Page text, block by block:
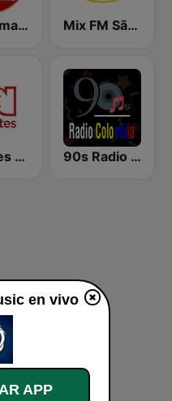
Salsa y mas Cali Mix FM São Paulo
Deportes RCN 90s Radio Colombia
en vivo
APP